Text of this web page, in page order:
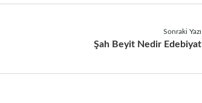
Sonraki Yazı
Şah Beyit Nedir Edebiyat